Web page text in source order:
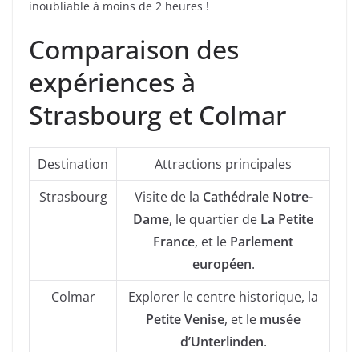
inoubliable à moins de 2 heures !
Comparaison des
expériences à
Strasbourg et Colmar
Destination
Attractions principales
Strasbourg
Visite de la Cathédrale Notre-
Dame, le quartier de La Petite
France, et le Parlement
européen.
Colmar
Explorer le centre historique, la
Petite Venise, et le musée
d’Unterlinden.